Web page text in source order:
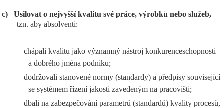
c)
Usilovat o nejvyšší kvalitu své práce, výrobků nebo služeb,
tzn. aby absolventi:
-
chápali kvalitu jako významný nástroj konkurenceschopnosti
a dobrého jména podniku;
-
dodržovali stanovené normy (standardy) a předpisy související
se systémem řízení jakosti zavedeným na pracovišti;
-
dbali na zabezpečování parametrů (standardů) kvality procesů,